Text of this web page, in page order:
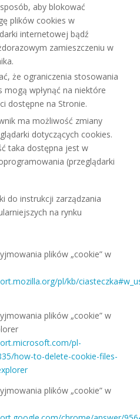
aby blokować
plików cookies w
internetowej bądź
zamieszczeniu w
że ograniczenia stosowania
mogą wpłynąć na niektóre
dostępne na Stronie.
ma możliwość zmiany
dotyczących cookies.
taka dostępna jest w
(przeglądarki
do instrukcji zarządzania
na rynku
plików „cookie” w
pl/kb/
plików „cookie” w
pl-
how-to-delete-cookie-files-
plików „cookie” w